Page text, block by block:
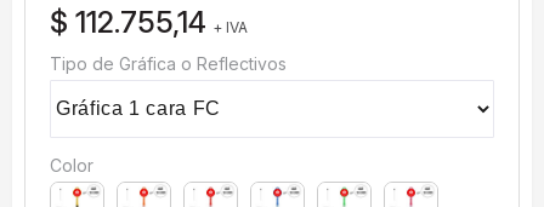
$ 112.755,14 + IVA
Tipo de Gráfica o Reflectivos
Color